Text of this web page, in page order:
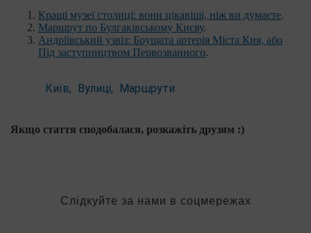
Кращі музеї столиці: вони цікавіші, ніж ви думаєте.
Маршрут по Булгаківському Києву.
Андріївський узвіз: Брущата артерія Міста Кия, або
Під заступництвом Первозванного.
Київ Вулиці Маршрути
Якщо стаття сподобалася, розкажіть друзям :)
Слідкуйте за нами в соцмережах